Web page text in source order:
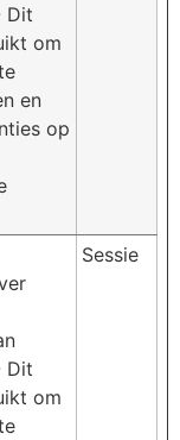
Dit
om
en
op
Dit
om
Sessie